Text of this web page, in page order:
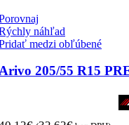
náhľad
medzi obľúbené
205/55 R15